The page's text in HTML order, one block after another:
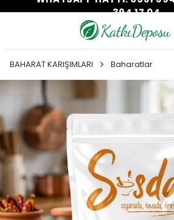
394 17 04
BAHARAT KARIŞIMLARI Baharatlar